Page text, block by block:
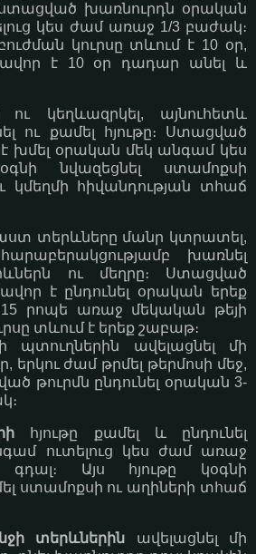
ստացված խառնուրդն օրական
կես ժամ առաջ 1/3 բաժակ։
կուրսը տևում է 10 օր,
է 10 օր դադար անել և
ու կեղևազրկել, այնուհետև
ու քամել հյութը։ Ստացված
է խմել օրական մեկ անգամ կես
նվազեցնել ստամոքսի
կմեղմի հիվանդության տհաճ
տերևները մանր կտրատել,
խառնել
ու մեղրը։ Ստացված
է ընդունել օրական երեք
15 րոպե առաջ մեկական թեյի
տևում է երեք շաբաթ։
պտուղներին ավելացնել մի
երկու ժամ թրմել թերմոսի մեջ,
թուրմն ընդունել օրական 3-
հյութը քամել և ընդունել
ուտելուց կես ժամ առաջ
Այս հյութը կօգնի
ստամոքսի ու աղիների տհաճ
տերևներին ավելացնել մի